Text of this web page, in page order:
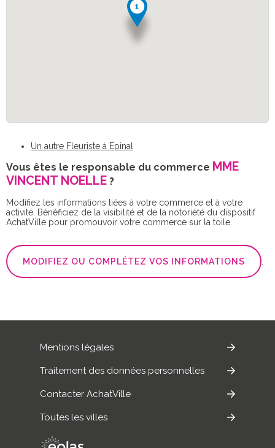
Un autre Fleuriste à Epinal
Vous êtes le responsable du commerce MME
VINCENT NOELLE ?
Modifiez les informations liées à votre commerce et à votre
activité. Bénéficiez de la visibilité et de la notoriété du dispositif
AchatVille pour promouvoir votre commerce sur la toile.
MODIFIEZ OU COMPLÉTEZ VOS INFORMATIONS
Mentions légales
Traitement des données personnelles
Contacter AchatVille
Toutes les villes